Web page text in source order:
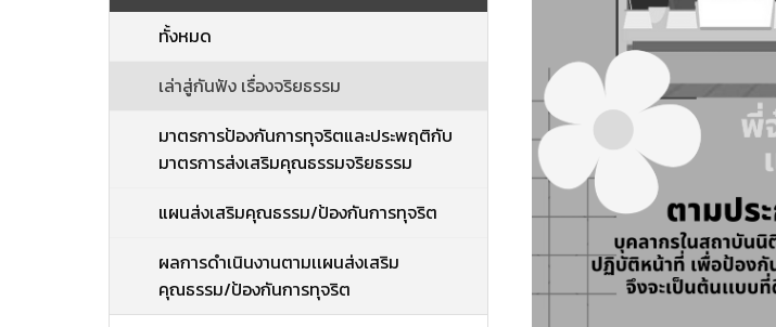
ทั้งหมด
เล่าสู่กันฟัง เรื่องจริยธรรม
มาตรการป้องกันการทุจริตและประพฤติกับ
มาตรการส่งเสริมคุณธรรมจริยธรรม
แผนส่งเสริมคุณธรรม/ป้องกันการทุจริต
ผลการดำเนินงานตามเเผนส่งเสริม
คุณธรรม/ป้องกันการทุจริต